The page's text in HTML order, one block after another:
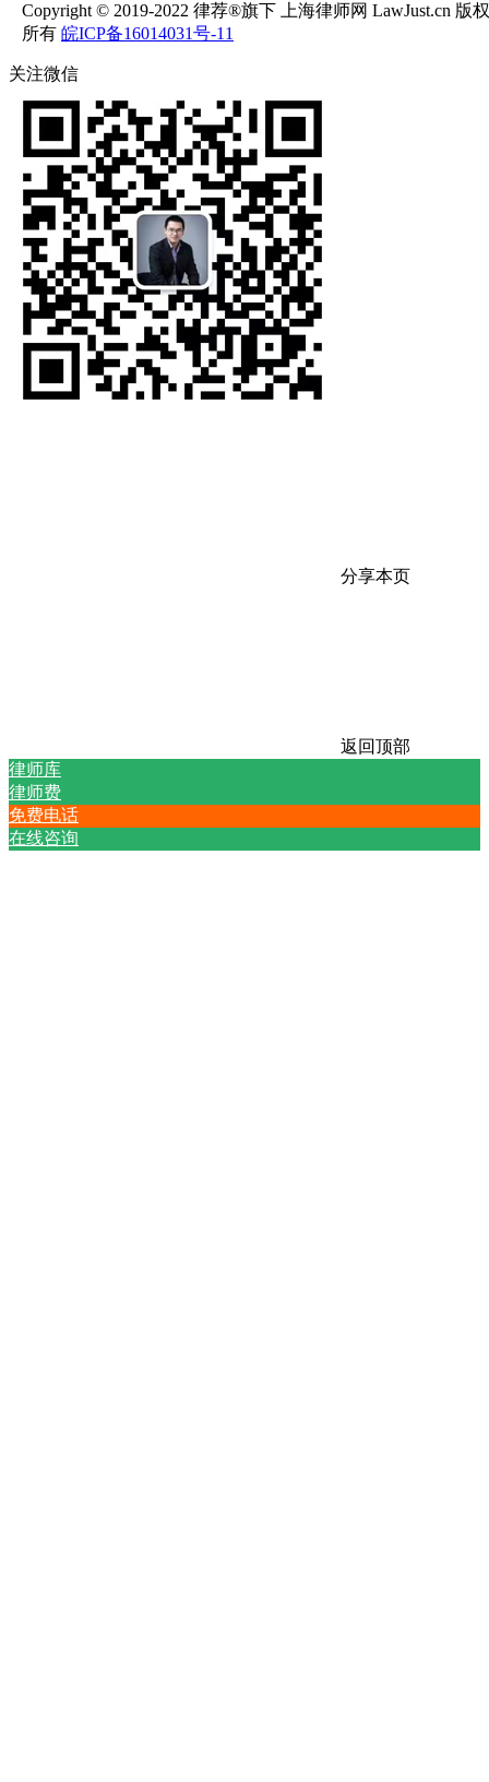
Copyright © 2019-2022 律荐®旗下 上海律师网 LawJust.cn 版权
所有 皖ICP备16014031号-11
关注微信
分享本页
返回顶部
律师库
律师费
免费电话
在线咨询